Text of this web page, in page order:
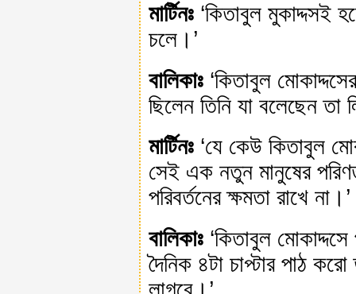
মার্টিনঃ ‘কিতাবুল মুকাদ্দসই
চলে।’
বালিকাঃ ‘কিতাবুল
ছিলেন তিনি যা বলেছেন তা
মার্টিনঃ ‘যে কেউ কিতাবুল
সেই এক নতুন মানুষের
পরিবর্তনের ক্ষমতা রাখে না।’
বালিকাঃ ‘কিতাবুল
দৈনিক ৪টা চাপ্টার পাঠ